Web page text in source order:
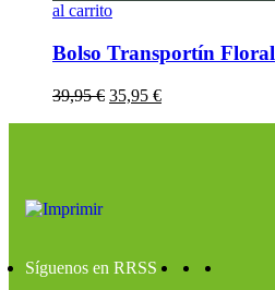
al carrito
Bolso Transportín Floral
39,95€ 35,95 €
Síguenos en RRSS